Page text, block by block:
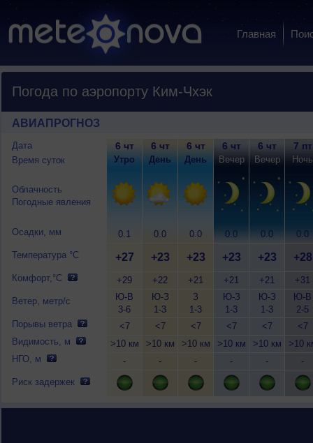
Главная
Погода по аэропорту Ким-Чхэк
АВИАПРОГНОЗ
Дата
Время суток
Облачность
Погодные явления
Осадки, мм
Температура °C
Комфорт,°C
Ветер, метр/с
Порывы ветра
Видимость, м
НГО, м
Риск задержек
6 чт
Утро
0.1
+27
+29
Ю-В
3-6
<7
>10 км
-
6 чт
День
0.0
+23
+22
Ю-З
1-3
<7
>10 км
-
6 чт
День
0.0
+23
+21
З
1-3
<7
>10 км
-
6 чт
Вечер
0.0
+23
+21
Ю-З
1-3
<7
>10 км
-
6 чт
Вечер
0.0
+23
+21
Ю-З
1-3
<7
>10 км
-
7 пт
Ночь
0.0
+28
+31
Ю-В
2-5
<7
>10
-